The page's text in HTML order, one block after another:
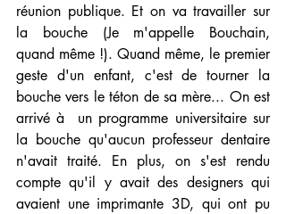
réunion publique. Et on va travailler sur
la bouche (Je m'appelle Bouchain,
quand même !). Quand même, le premier
geste d'un enfant, c'est de tourner la
bouche vers le téton de sa mère... On est
arrivé à  un programme universitaire sur
la bouche qu'aucun professeur dentaire
n'avait traité. En plus, on s'est rendu
compte qu'il y avait des designers qui
avaient une imprimante 3D, qui ont pu